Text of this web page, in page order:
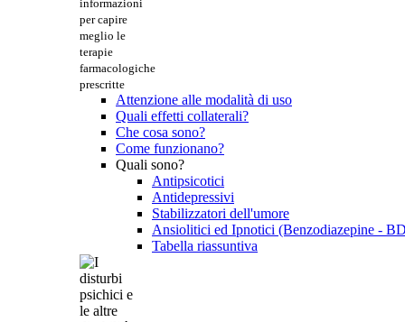
informazioni
per capire
meglio le
terapie
farmacologiche
prescritte
Attenzione alle modalità di uso
Quali effetti collaterali?
Che cosa sono?
Come funzionano?
Quali sono?
Antipsicotici
Antidepressivi
Stabilizzatori dell'umore
Ansiolitici ed Ipnotici (Benzodiazepine -
Tabella riassuntiva